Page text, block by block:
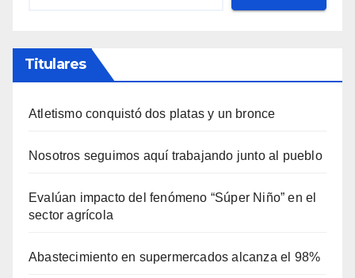
Titulares
Atletismo conquistó dos platas y un bronce
Nosotros seguimos aquí trabajando junto al pueblo
Evalúan impacto del fenómeno “Súper Niño” en el
sector agrícola
Abastecimiento en supermercados alcanza el 98%